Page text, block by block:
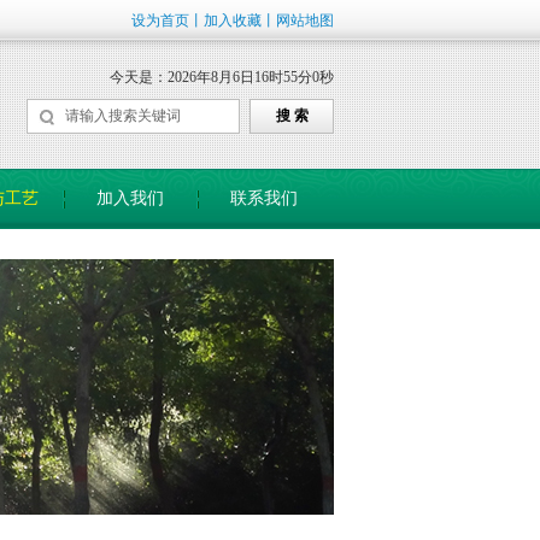
设为首页 加入收藏 网站地图
今天是：2026年8月6日16时55分0秒
搜 索
工艺 加入我们 联系我们